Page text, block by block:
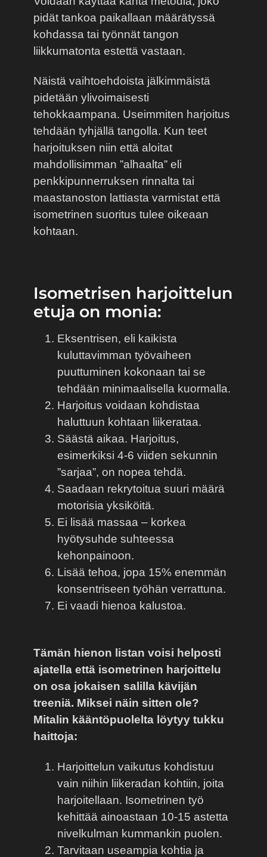
pidät tankoa paikallaan määrätyssä
kohdassa tai työnnät tangon
liikkumatonta estettä vastaan.
Näistä vaihtoehdoista jälkimmäistä
pidetään ylivoimaisesti
tehokkaampana. Useimmiten harjoitus
tehdään tyhjällä tangolla. Kun teet
harjoituksen niin että aloitat
mahdollisimman ”alhaalta” eli
penkkipunnerruksen rinnalta tai
maastanoston lattiasta varmistat että
isometrinen suoritus tulee oikeaan
kohtaan.
Isometrisen harjoittelun
etuja on monia:
Eksentrisen, eli kaikista
kuluttavimman työvaiheen
puuttuminen kokonaan tai se
tehdään minimaalisella kuormalla.
Harjoitus voidaan kohdistaa
haluttuun kohtaan liikerataa.
Säästä aikaa. Harjoitus,
esimerkiksi 4-6 viiden sekunnin
”sarjaa”, on nopea tehdä.
Saadaan rekrytoitua suuri määrä
motorisia yksiköitä.
Ei lisää massaa – korkea
hyötysuhde suhteessa
kehonpainoon.
Lisää tehoa, jopa 15% enemmän
konsentriseen työhän verrattuna.
Ei vaadi hienoa kalustoa.
Tämän hienon listan voisi helposti
ajatella että isometrinen harjoittelu
on osa jokaisen salilla kävijän
treeniä. Miksei näin sitten ole?
Mitalin kääntöpuolelta löytyy tukku
haittoja:
Harjoittelun vaikutus kohdistuu
vain niihin liikeradan kohtiin, joita
harjoitellaan. Isometrinen työ
kehittää ainoastaan 10-15 astetta
nivelkulman kummankin puolen.
Tarvitaan useampia kohtia ja